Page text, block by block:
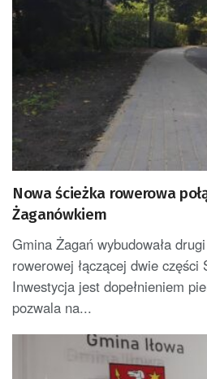
Nowa ścieżka rowerowa
Żaganówkiem
Gmina Żagań wybudowała
rowerowej łączącej dwie części
Inwestycja jest dopełnieniem
pozwala na...